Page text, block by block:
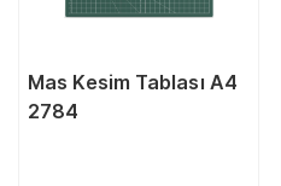
Mas Kesim Tablası A4
2784